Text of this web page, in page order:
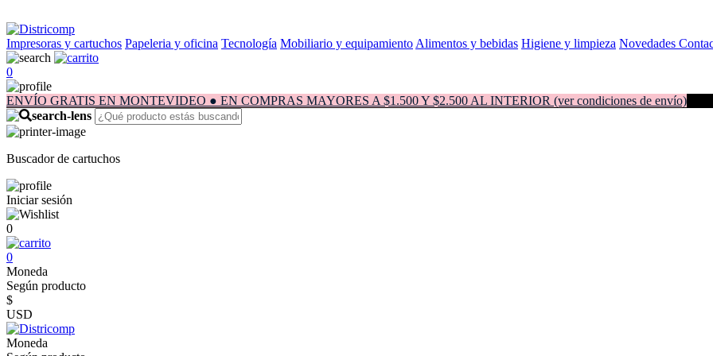
Impresoras y cartuchos Papeleria y oficina Tecnología Mobiliario y equipamiento Alimentos y bebidas Higiene y limpieza Novedades
0
ENVÍO GRATIS EN MONTEVIDEO ● EN COMPRAS MAYORES A $1.500 Y $2.500 AL INTERIOR (ver condiciones de envío)
Buscador de cartuchos
Iniciar sesión
0
0
Moneda
Según producto
$
USD
Moneda